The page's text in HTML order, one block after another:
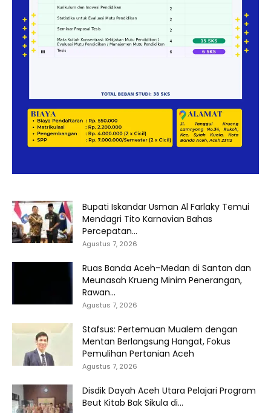
Bupati Iskandar Usman Al Farlaky Temui
Mendagri Tito Karnavian Bahas
Percepatan...
Agustus 7, 2026
Ruas Banda Aceh–Medan di Santan dan
Meunasah Krueng Minim Penerangan,
Rawan...
Agustus 7, 2026
Stafsus: Pertemuan Mualem dengan
Mentan Berlangsung Hangat, Fokus
Pemulihan Pertanian Aceh
Agustus 7, 2026
Disdik Dayah Aceh Utara Pelajari Program
Beut Kitab Bak Sikula di...